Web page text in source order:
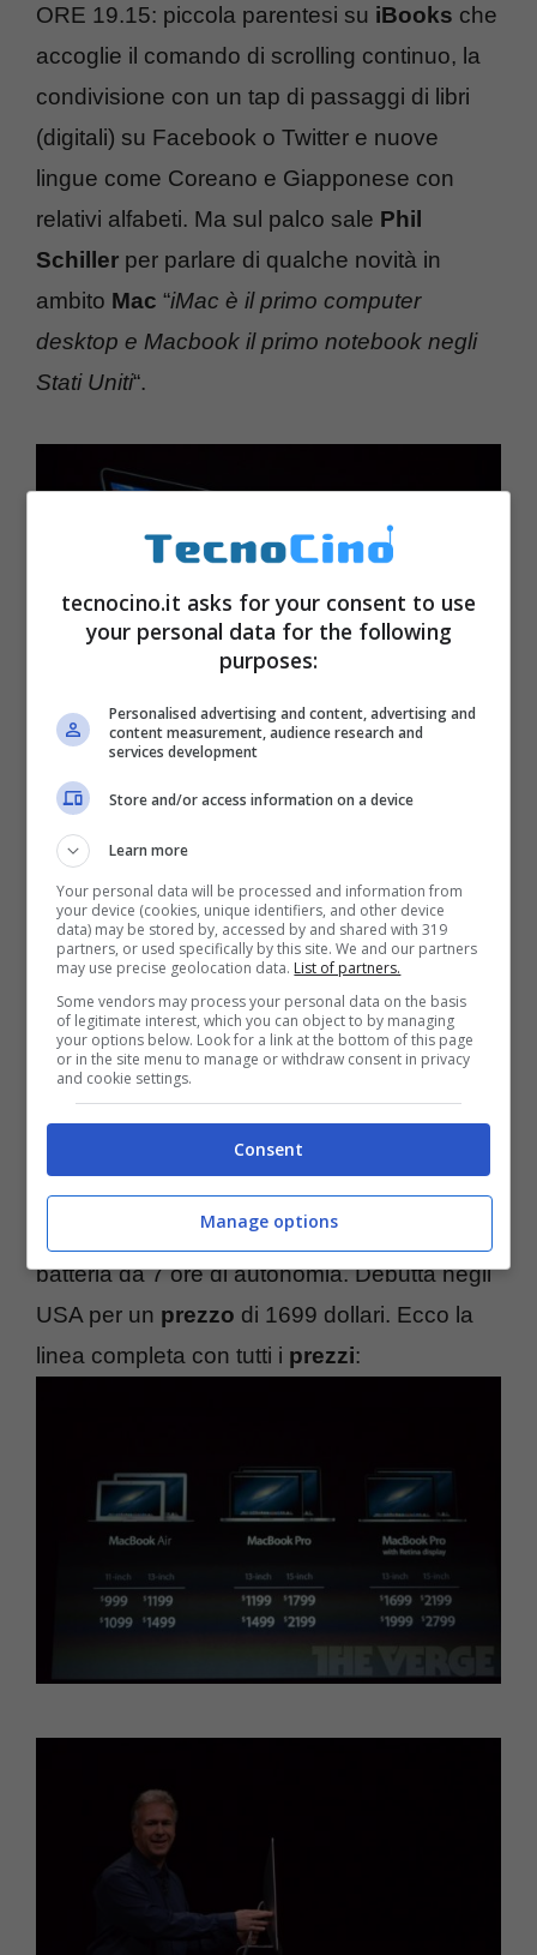
ORE 19.15: piccola parentesi su iBooks che
accoglie il comando di scrolling continuo, la
condivisione con un tap di passaggi di libri
(digitali) su Facebook o Twitter e nuove
lingue come Coreano e Giapponese con
relativi alfabeti. Ma sul palco sale Phil
Schiller per parlare di qualche novità in
ambito Mac “iMac è il primo computer
desktop e Macbook il primo notebook negli
Stati Uniti“.
Retina Display
leggero Macbook mai presentato, che monta
lo spettacolare display con il doppio dei pixel
Thunderbolt e porta USB 3.0, c’è anche una
videocamera FaceTime HD, doppio
microfono, speaker stereo. Lascheda
: fino a 768GB di memoria SSD, 8GB
Ram, processori Intel i5 o i7, Bluetooth 4.0,
Wi-Fi /n, scheda grafica Intel HD 4000 e
batteria da 7 ore di autonomia. Debutta negli
USA per un prezzo di 1699 dollari. Ecco la
linea completa con tutti i prezzi:
tecnocino.it asks for your consent to use
your personal data for the following
purposes:
Personalised advertising and content, advertising and
content measurement, audience research and
services development
Store and/or access information on a device
Learn more
Your personal data will be processed and information from
your device (cookies, unique identifiers, and other device
data) may be stored by, accessed by and shared with 319
partners, or used specifically by this site. We and our partners
may use precise geolocation data. List of partners.
Some vendors may process your personal data on the basis
of legitimate interest, which you can object to by managing
your options below. Look for a link at the bottom of this page
or in the site menu to manage or withdraw consent in privacy
and cookie settings.
Consent
Manage options